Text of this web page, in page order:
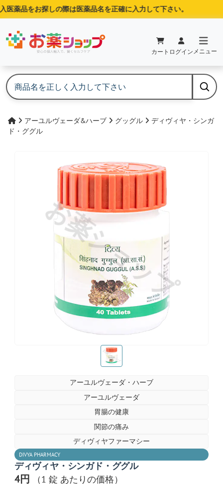
薬品をお探しの際は医薬品名を正確に入力して下さい。
カート ログイン メニュー
アーユルヴェーダ&ハーブ グッグル
ディヴィヤ・シンガ
ド・ググル
お薬ショップ
お薬ショップ
アーユルヴェーダ・ハーブ
アーユルヴェーダ
胃腸の健康
関節の痛み
ディヴィヤファーマシー
DIVYA PHARMACY
ディヴィヤ・シンガド・ググル
4円 （1 錠 あたりの価格）